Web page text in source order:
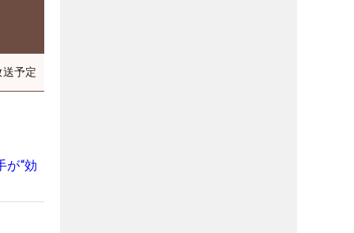
予定
“効